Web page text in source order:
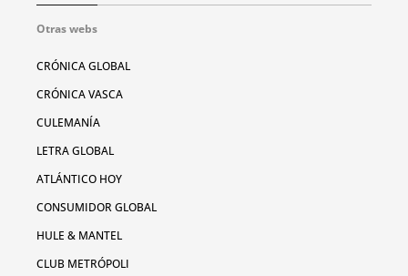
Otras webs
CRÓNICA GLOBAL
CRÓNICA VASCA
CULEMANÍA
LETRA GLOBAL
ATLÁNTICO HOY
CONSUMIDOR GLOBAL
HULE & MANTEL
CLUB METRÓPOLI